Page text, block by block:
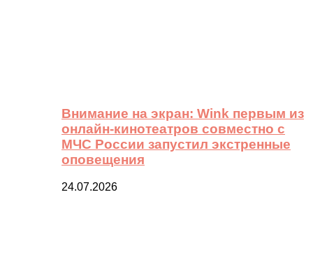
Внимание на экран: Wink первым из
онлайн-кинотеатров совместно с
МЧС России запустил экстренные
оповещения
24.07.2026